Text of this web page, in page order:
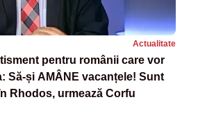
Actualitate
pentru românii care vor
Să-și AMÂNE vacanțele! Sunt
Rhodos, urmează Corfu